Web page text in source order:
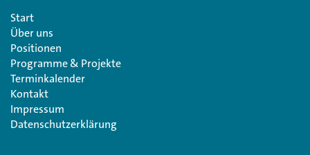
Start
Über uns
Positionen
Programme & Projekte
Terminkalender
Kontakt
Impressum
Datenschutzerklärung